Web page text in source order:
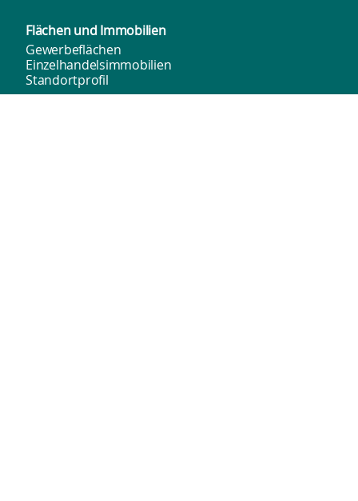
Flächen undImmobilien
Gewerbeflächen
Einzelhandelsimmobilien
Standortprofil